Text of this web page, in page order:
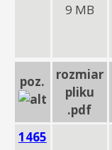
9 MB
poz.
rozmiar
pliku
.pdf
1465